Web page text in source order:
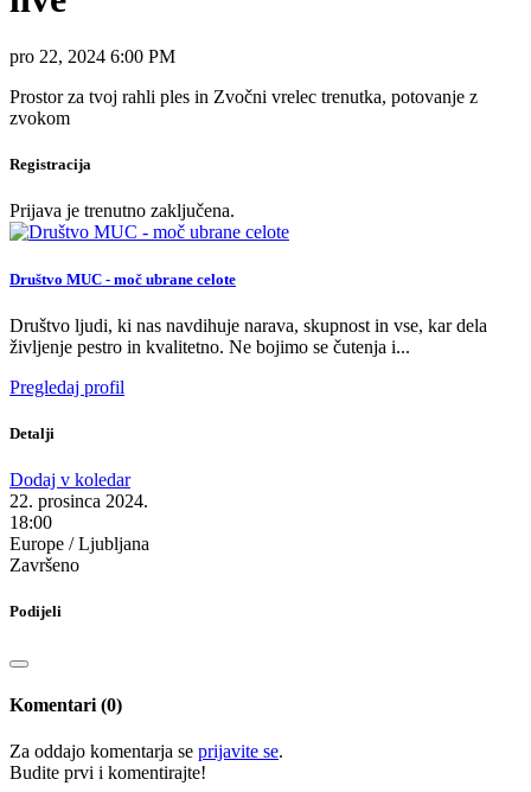
pro 22, 2024 6:00 PM
Prostor za tvoj rahli ples in Zvočni vrelec trenutka, potovanje z
zvokom
Registracija
Prijava je trenutno zaključena.
Društvo MUC - moč ubrane celote
Društvo ljudi, ki nas navdihuje narava, skupnost in vse, kar dela
življenje pestro in kvalitetno. Ne bojimo se čutenja i...
Pregledaj profil
Detalji
Dodaj v koledar
22. prosinca 2024.
18:00
Europe / Ljubljana
Završeno
Podijeli
Komentari (0)
Za oddajo komentarja se prijavite se.
Budite prvi i ​​komentirajte!